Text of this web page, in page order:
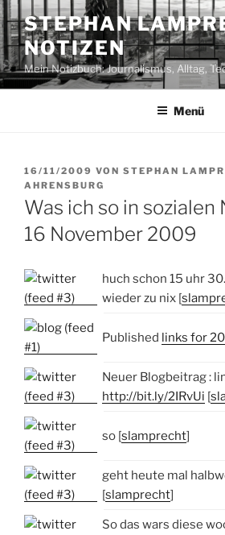
Zum
Inhalt
springen
STEPHAN
NOTIZEN
Mein Notizbuch: Journalismus, Alltag,
Menü
VERÖFFENTLICHT
AM
16/11/2009 VON STEPHAN
AHRENSBURG
Was ich so in sozialen
16 November 2009
huch schon 15 uhr
wieder zu nix [
Published links for
Neuer Blogbeitrag :
http://bit.ly/2IRvUi [
so [slamprecht]
geht heute mal
[slamprecht]
So das wars diese